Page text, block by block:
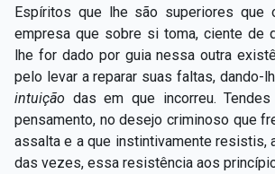
Espíritos que lhe são superiores que
empresa que sobre si toma, ciente de
lhe for dado por guia nessa outra
pelo levar a reparar suas faltas, dando-
intuição das em que incorreu.
pensamento, no desejo criminoso que
assalta e a que instintivamente resistis,
das vezes, essa resistência aos